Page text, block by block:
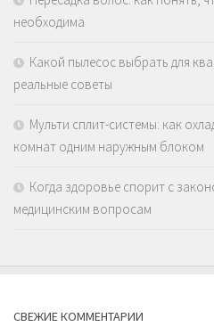
необходима
Какой пылесос выбрать для
реальные советы
Мульти сплит-системы: как
комнат одним наружным блоком
Когда здоровье спорит с
медицинским вопросам
СВЕЖИЕ КОММЕНТАРИИ